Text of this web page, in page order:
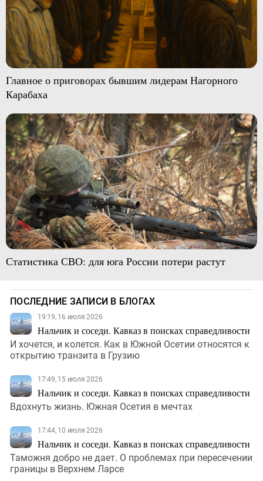
Главное о приговорах бывшим лидерам Нагорного
Карабаха
Статистика СВО: для юга России потери растут
ПОСЛЕДНИЕ ЗАПИСИ В БЛОГАХ
19:19, 16 июля 2026
Нальчик и соседи. Кавказ в поисках справедливости
И хочется, и колется. Как в Южной Осетии относятся к
открытию транзита в Грузию
17:49, 15 июля 2026
Нальчик и соседи. Кавказ в поисках справедливости
Вдохнуть жизнь. Южная Осетия в мечтах
17:44, 10 июля 2026
Нальчик и соседи. Кавказ в поисках справедливости
Таможня добро не дает. О проблемах при пересечении
границы в Верхнем Ларсе